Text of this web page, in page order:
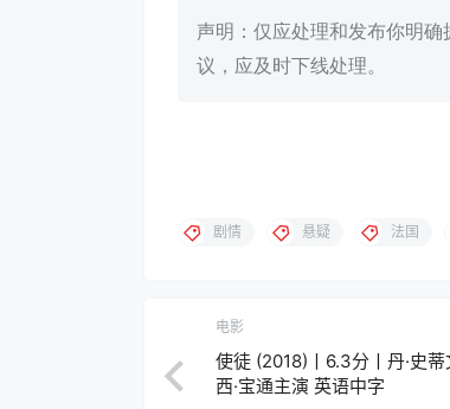
声明：仅应处理和发布你明
议，应及时下线处理。
剧情 悬疑 法国
电影
使徒 (2018)丨6.3分丨丹·史
西·宝通主演 英语中字